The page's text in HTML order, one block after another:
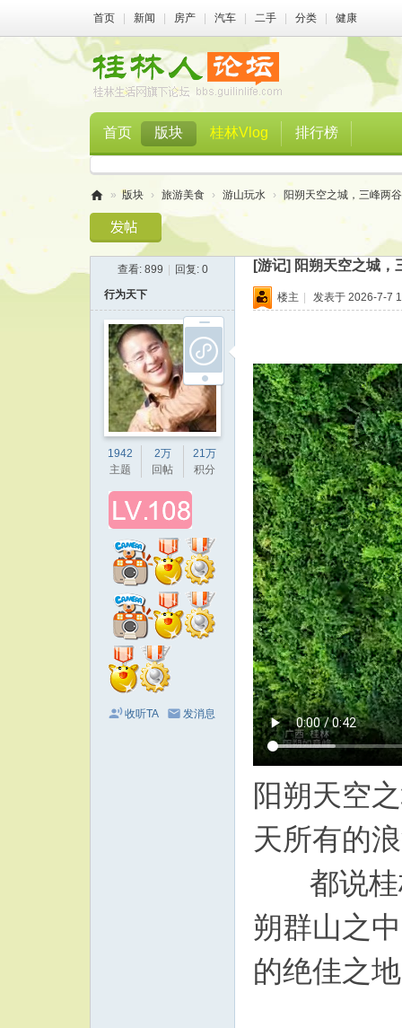
首页 新闻 房产 汽车 二手 分类 健康
首页 版块 桂林Vlog 排行榜
林
» 版块 › 旅游美食 › 游山玩水 › 阳朔天空之城，三峰两
查看: 899 回复: 0 [游记] 阳朔天空之城，
行为天下
1942
主题
2万
回帖
21万
积分
收听TA 发消息
楼主 | 发表于 2026-7-7
阳朔天空
天所有的
都说桂
朔群山之
的绝佳之